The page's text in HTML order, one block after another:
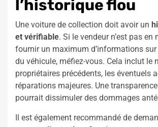
l’historique flou
Une voiture de collection doit avoir un
et vérifiable. Si le vendeur n’est pas en
fournir un maximum d’informations sur
du véhicule, méfiez-vous. Cela inclut le
propriétaires précédents, les éventuels
réparations majeures. Une
pourrait dissimuler des dommages
Il est également recommandé de